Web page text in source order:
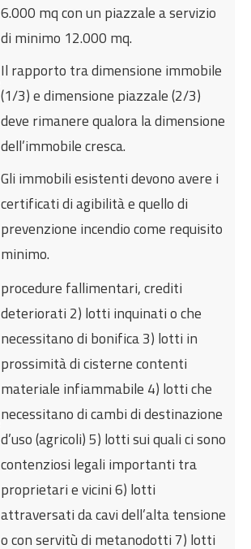
6.000 mq con un piazzale a servizio
di minimo 12.000 mq.
Il rapporto tra dimensione immobile
(1/3) e dimensione piazzale (2/3)
deve rimanere qualora la dimensione
dell’immobile cresca.
Gli immobili esistenti devono avere i
certificati di agibilità e quello di
prevenzione incendio come requisito
minimo.
procedure fallimentari, crediti
deteriorati 2) lotti inquinati o che
necessitano di bonifica 3) lotti in
prossimità di cisterne contenti
materiale infiammabile 4) lotti che
necessitano di cambi di destinazione
d’uso (agricoli) 5) lotti sui quali ci sono
contenziosi legali importanti tra
proprietari e vicini 6) lotti
attraversati da cavi dell’alta tensione
o con servitù di metanodotti 7) lotti